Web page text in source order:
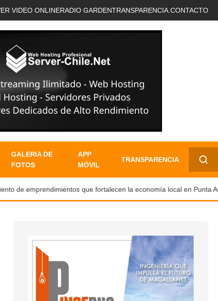
VIDEO ONLINERADIO GARDENTRANSPARENCIA. CONTACTO
GALERIA DE
FOTOS
APP
MÓVIL
TRANSPARENCIA
✕
de emprendimientos que fortalecen la economía local en Punta